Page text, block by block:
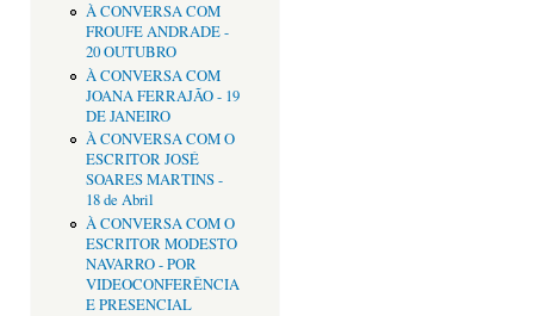
À CONVERSA COM
FROUFE ANDRADE -
20 OUTUBRO
À CONVERSA COM
JOANA FERRAJÃO - 19
DE JANEIRO
À CONVERSA COM O
ESCRITOR JOSÉ
SOARES MARTINS -
18 de Abril
À CONVERSA COM O
ESCRITOR MODESTO
NAVARRO - POR
VIDEOCONFERÊNCIA
E PRESENCIAL